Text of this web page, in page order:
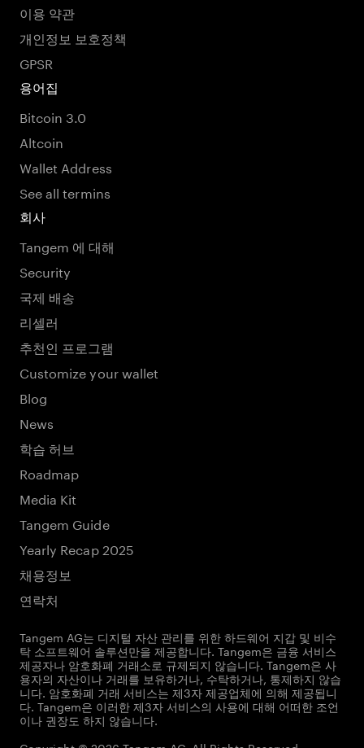
이용 약관
개인정보 보호정책
GPSR
용어집
Bitcoin 3.0
Altcoin
Wallet Address
See all termins
회사
Tangem 에 대해
Security
국제 배송
리셀러
추천인 프로그램
Customize your wallet
Blog
News
학습 허브
Roadmap
Media Kit
Tangem Guide
Yearly Recap 2025
채용정보
연락처
Tangem AG는 디지털 자산 관리를 위한 하드웨어 지갑 및 비수
탁 소프트웨어 솔루션만을 제공합니다. Tangem은 금융 서비스
제공자나 암호화폐 거래소로 규제되지 않습니다. Tangem은 사
용자의 자산이나 거래를 보유하거나, 수탁하거나, 통제하지 않습
니다. 암호화폐 거래 서비스는 제3자 제공업체에 의해 제공됩니
다. Tangem은 이러한 제3자 서비스의 사용에 대해 어떠한 조언
이나 권장도 하지 않습니다.